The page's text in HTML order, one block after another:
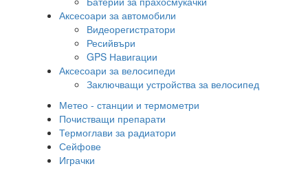
Аксесоари за автомобили
Видеорегистратори
Ресийвъри
GPS Навигации
Аксесоари за велосипеди
Заключващи устройства за велосипед
Метео - станции и термометри
Почистващи препарати
Термоглави за радиатори
Сейфове
Играчки